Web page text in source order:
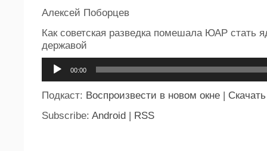
Алексей Поборцев
Как советская разведка помешала ЮАР стать
державой
00:00
Подкаст: Воспроизвести в новом окне
Скачать
Subscribe: Android RSS